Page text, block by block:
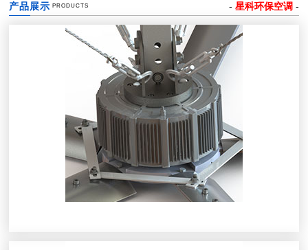
产品展示 PRODUCTS - 星科环保空调 -